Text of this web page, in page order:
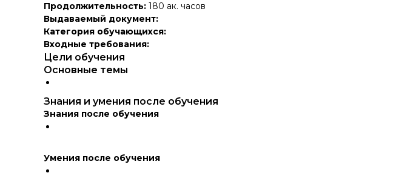
Продолжительность: 180 ак. часов
Выдаваемый документ:
Категория обучающихся:
Входные требования:
Цели обучения
Основные темы
Знания и умения после обучения
Знания после обучения
Умения после обучения